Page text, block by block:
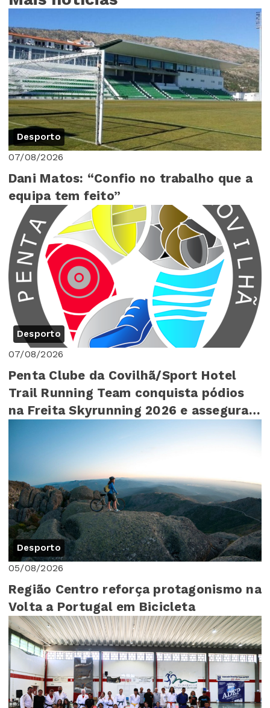
Desporto
07/08/2026
Dani Matos: “Confio no trabalho que a
equipa tem feito”
Desporto
07/08/2026
Penta Clube da Covilhã/Sport Hotel
Trail Running Team conquista pódios
na Freita Skyrunning 2026 e assegura
4º lugar ...
Desporto
05/08/2026
Região Centro reforça protagonismo na
Volta a Portugal em Bicicleta